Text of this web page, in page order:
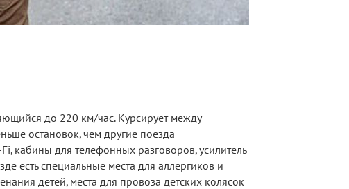
до 220 км/час. Курсирует между
остановок, чем другие поезда
кабины для телефонных разговоров, усилитель
есть специальные места для аллергиков и
детей, места для провоза детских колясок